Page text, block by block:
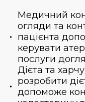
Медичний
огляди та
пацієнта
керувати
послуги
Дієта та
розробити
допоможе